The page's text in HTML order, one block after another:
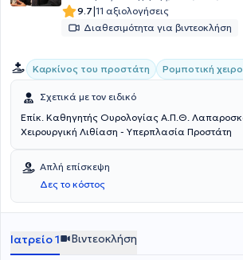
ξενόγλωσσα περιοδικά.
9.7|11 αξιολογήσεις
Διαθεσιμότητα για βιντεοκλήση
Καρκίνος του προστάτη Ρομποτική
Σχετικά με τον ειδικό
Επίκ. Καθηγητής Ουρολογίας Α.Π.Θ.
Χειρουργική Λιθίαση - Υπερπλασία Προστάτη
Απλή επίσκεψη
Δες το κόστος
Ιατρείο 1 Βιντεοκλήση